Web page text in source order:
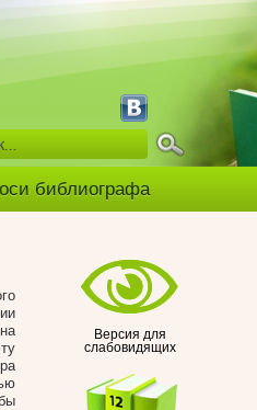
библиографа
Версия для
слабовидящих